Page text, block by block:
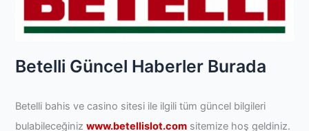
Betelli Güncel Haberler Burada
Betelli bahis ve casino sitesi ile ilgili tüm güncel bilgileri
bulabileceğinizwww.betellislot.com sitemize hoş geldiniz.